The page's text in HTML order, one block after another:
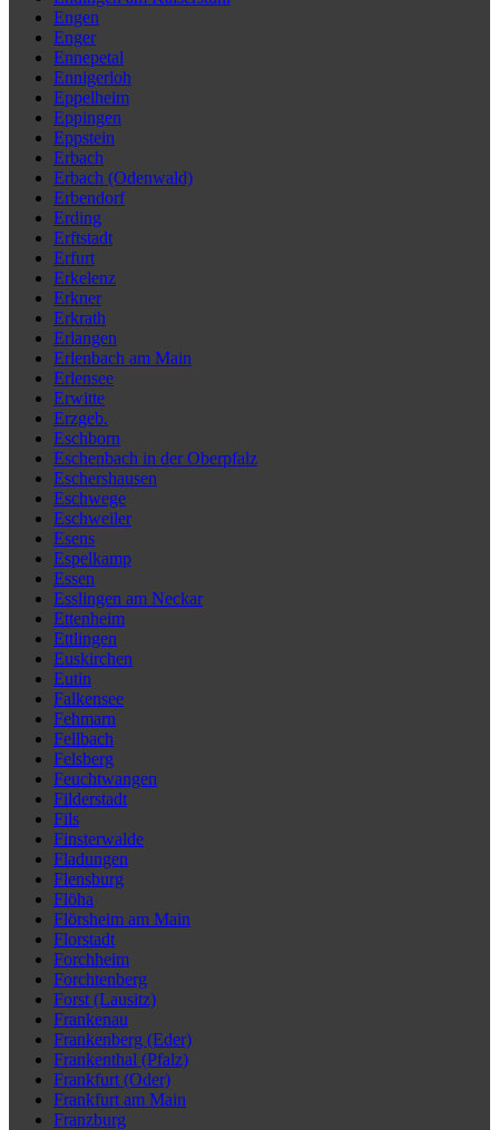
Engen
Enger
Ennepetal
Ennigerloh
Eppelheim
Eppingen
Eppstein
Erbach
Erbach (Odenwald)
Erbendorf
Erding
Erftstadt
Erfurt
Erkelenz
Erkner
Erkrath
Erlangen
Erlenbach am Main
Erlensee
Erwitte
Erzgeb.
Eschborn
Eschenbach in der Oberpfalz
Eschershausen
Eschwege
Eschweiler
Esens
Espelkamp
Essen
Esslingen am Neckar
Ettenheim
Ettlingen
Euskirchen
Eutin
Falkensee
Fehmarn
Fellbach
Felsberg
Feuchtwangen
Filderstadt
Fils
Finsterwalde
Fladungen
Flensburg
Flöha
Flörsheim am Main
Florstadt
Forchheim
Forchtenberg
Forst (Lausitz)
Frankenau
Frankenberg (Eder)
Frankenthal (Pfalz)
Frankfurt (Oder)
Frankfurt am Main
Franzburg